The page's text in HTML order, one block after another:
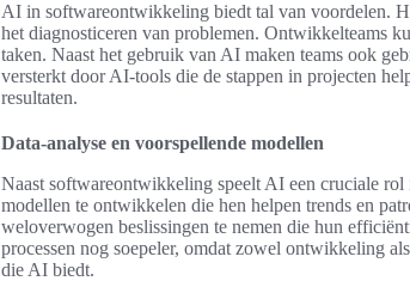
AI in softwareontwikkeling biedt tal van voordelen.
het diagnosticeren van problemen. Ontwikkelteams
taken. Naast het gebruik van AI maken teams ook
versterkt door AI-tools die de stappen in projecten
resultaten.
Data-analyse en voorspellende modellen
Naast softwareontwikkeling speelt AI een cruciale
modellen te ontwikkelen die hen helpen trends en
weloverwogen beslissingen te nemen die hun
processen nog soepeler, omdat zowel ontwikkeling
die AI biedt.